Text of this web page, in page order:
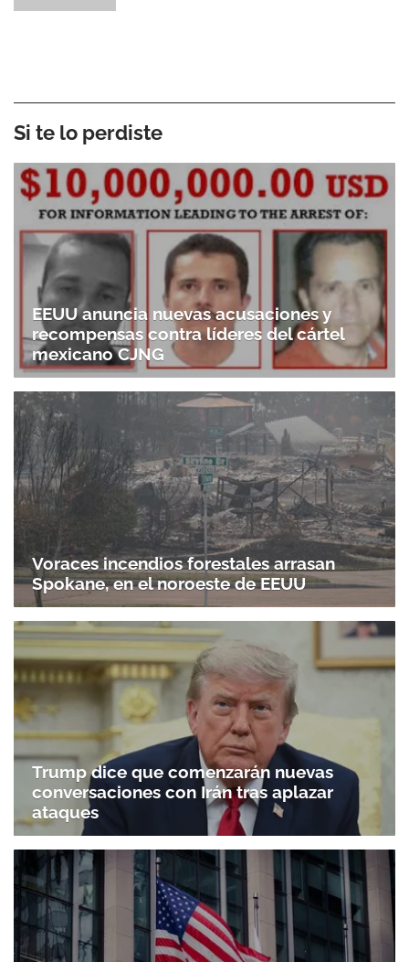
Si te lo perdiste
EEUU anuncia nuevas acusaciones y
recompensas contra líderes del cártel
mexicano CJNG
Voraces incendios forestales arrasan
Spokane, en el noroeste de EEUU
Trump dice que comenzarán nuevas
conversaciones con Irán tras aplazar
ataques